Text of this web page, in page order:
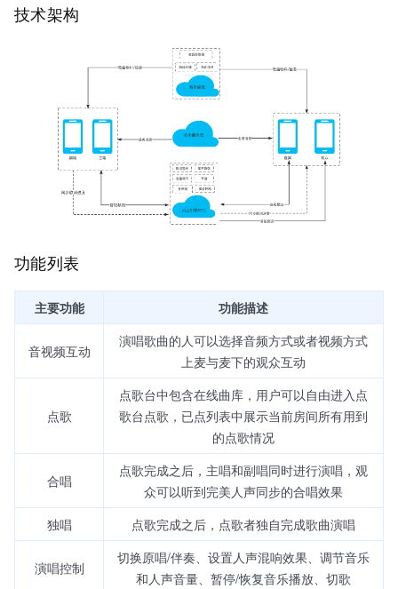
技术架构
功能列表
主要功能 功能描述
音视频互动
演唱歌曲的人可以选择音频方式或者视频方式
上麦与麦下的观众互动
点歌
点歌台中包含在线曲库，用户可以自由进入点
歌台点歌，已点列表中展示当前房间所有用到
的点歌情况
合唱
点歌完成之后，主唱和副唱同时进行演唱，观
众可以听到完美人声同步的合唱效果
独唱
点歌完成之后，点歌者独自完成歌曲演唱
演唱控制
切换原唱/伴奏、设置人声混响效果、调节音乐
和人声音量、暂停/恢复音乐播放、切歌